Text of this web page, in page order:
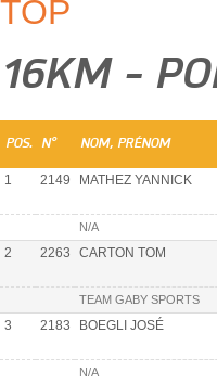
TOP
16KM -
POS. N° NOM, PRÉNOM
1 2149 MATHEZ YANNICK
N/A
2 2263 CARTON TOM
TEAM GABY SPORTS
3 2183 BOEGLI JOSÉ
N/A